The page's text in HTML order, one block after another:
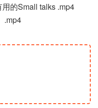
的Small talks .mp4
.mp4